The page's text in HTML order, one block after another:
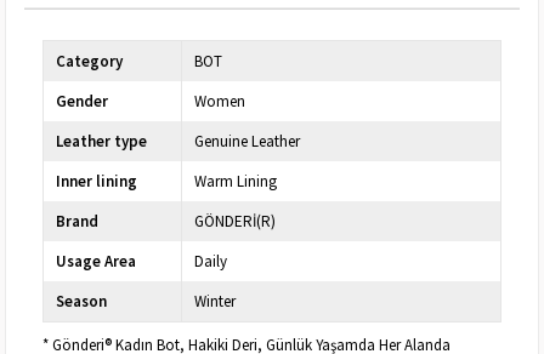
Category
BOT
Gender
Women
Leather type
Genuine Leather
Inner lining
Warm Lining
Brand
GÖNDERİ(R)
Usage Area
Daily
Season
Winter
* Gönderi® Kadın Bot, Hakiki Deri, Günlük Yaşamda Her Alanda